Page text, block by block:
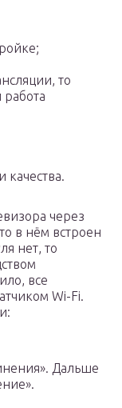
то
качества.
через
в нём встроен
нет, то
все
Wi-Fi.
Дальше